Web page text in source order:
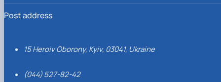
Post address
15 Heroiv Oborony, Kyiv, 03041, Ukraine
(044) 527-82-42